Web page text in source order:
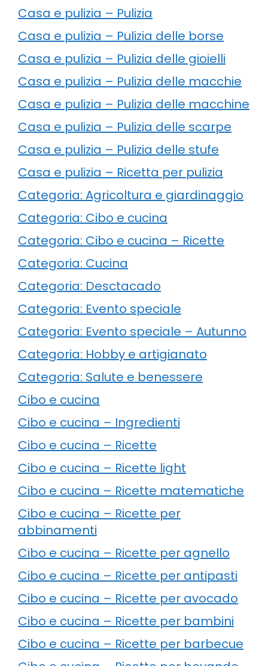
Casa e pulizia – Pulizia
Casa e pulizia – Pulizia delle borse
Casa e pulizia – Pulizia delle gioielli
Casa e pulizia – Pulizia delle macchie
Casa e pulizia – Pulizia delle macchine
Casa e pulizia – Pulizia delle scarpe
Casa e pulizia – Pulizia delle stufe
Casa e pulizia – Ricetta per pulizia
Categoria: Agricoltura e giardinaggio
Categoria: Cibo e cucina
Categoria: Cibo e cucina – Ricette
Categoria: Cucina
Categoria: Desctacado
Categoria: Evento speciale
Categoria: Evento speciale – Autunno
Categoria: Hobby e artigianato
Categoria: Salute e benessere
Cibo e cucina
Cibo e cucina – Ingredienti
Cibo e cucina – Ricette
Cibo e cucina – Ricette light
Cibo e cucina – Ricette matematiche
Cibo e cucina – Ricette per
abbinamenti
Cibo e cucina – Ricette per agnello
Cibo e cucina – Ricette per antipasti
Cibo e cucina – Ricette per avocado
Cibo e cucina – Ricette per bambini
Cibo e cucina – Ricette per barbecue